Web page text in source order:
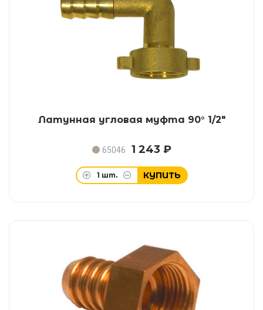
Латунная угловая муфта 90° 1/2"
65046 1 243 ₽
1 шт. КУПИТЬ